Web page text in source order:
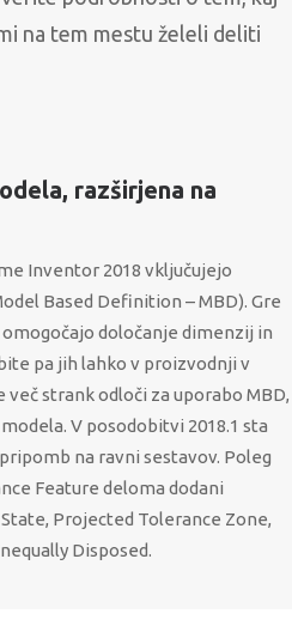
na tem mestu želeli deliti
razširjena na
Inventor 2018 vključujejo
Based Definition – MBD). Gre
določanje dimenzij in
pa jih lahko v proizvodnji v
strank odloči za uporabo MBD,
V posodobitvi 2018.1 sta
na ravni sestavov. Poleg
Feature deloma dodani
Projected Tolerance Zone,
Disposed.